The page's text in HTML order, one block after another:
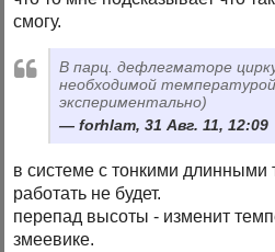
смогу.
В парц. дефлегматоре
необходимой
экспериментально)
forhlam, 31 Авг. 11, 12:09
в системе с тонкими длинными
работать не будет.
перепад высоты - изменит
змеевике.